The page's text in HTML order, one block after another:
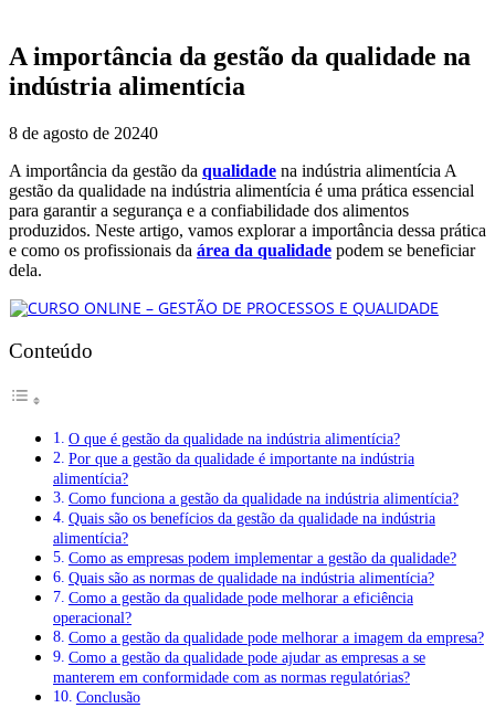
A importância da gestão da qualidade na
indústria alimentícia
8 de agosto de 20240
A importância da gestão da qualidade na indústria alimentícia A
gestão da qualidade na indústria alimentícia é uma prática essencial
para garantir a segurança e a confiabilidade dos alimentos
produzidos. Neste artigo, vamos explorar a importância dessa prática
e como os profissionais da área da qualidade podem se beneficiar
dela.
Conteúdo
O que é gestão da qualidade na indústria alimentícia?
Por que a gestão da qualidade é importante na indústria
alimentícia?
Como funciona a gestão da qualidade na indústria alimentícia?
Quais são os benefícios da gestão da qualidade na indústria
alimentícia?
Como as empresas podem implementar a gestão da qualidade?
Quais são as normas de qualidade na indústria alimentícia?
Como a gestão da qualidade pode melhorar a eficiência
operacional?
Como a gestão da qualidade pode melhorar a imagem da empresa?
Como a gestão da qualidade pode ajudar as empresas a se
manterem em conformidade com as normas regulatórias?
Conclusão